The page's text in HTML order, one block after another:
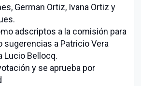
German Ortiz, Ivana Ortiz y
adscriptos a la comisión para
sugerencias a Patricio Vera
Lucio Bellocq.
y se aprueba por